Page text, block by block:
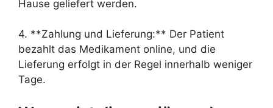
Hause geliefert werden.
4. **Zahlung und Lieferung:** Der Patient
bezahlt das Medikament online, und die
Lieferung erfolgt in der Regel innerhalb weniger
Tage.